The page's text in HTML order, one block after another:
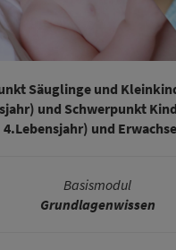
Säuglinge und
und Schwerpunkt
4.Lebensjahr) und
Basismodul
Grundlagenwissen